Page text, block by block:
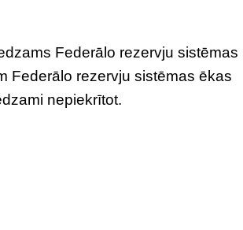
Federālo rezervju sistēmas
Federālo rezervju sistēmas ēkas
nepiekrītot.